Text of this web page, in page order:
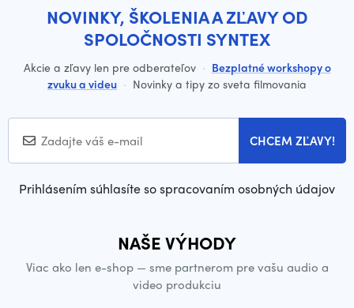
NOVINKY, ŠKOLENIA A ZĽAVY OD
SPOLOČNOSTI SYNTEX
Akcie a zľavy len pre odberateľov · Bezplatné workshopy o
zvuku a videu · Novinky a tipy zo sveta filmovania
CHCEM ZĽAVY!
Prihlásením súhlasíte so spracovaním osobných údajov
NAŠE VÝHODY
Viac ako len e-shop — sme partnerom pre vašu audio a
video produkciu